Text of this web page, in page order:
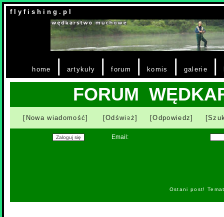
f l y f i s h i n g . p l
home | artykuły |forum | komis | galerie |
FORUM
[Nowa wiadomość] [Odśwież] [Odpowiedz]
Email:
Ostani post!